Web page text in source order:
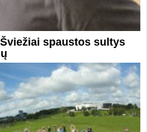
spaustos sultys